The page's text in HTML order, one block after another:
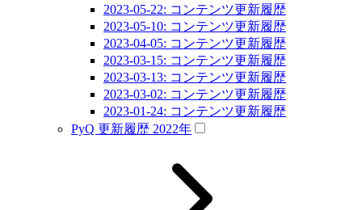
2023-05-22: コンテンツ更新履歴
2023-05-10: コンテンツ更新履歴
2023-04-05: コンテンツ更新履歴
2023-03-15: コンテンツ更新履歴
2023-03-13: コンテンツ更新履歴
2023-03-02: コンテンツ更新履歴
2023-01-24: コンテンツ更新履歴
PyQ 更新履歴 2022年